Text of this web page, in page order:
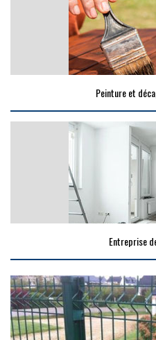
Peinture et
Entreprise